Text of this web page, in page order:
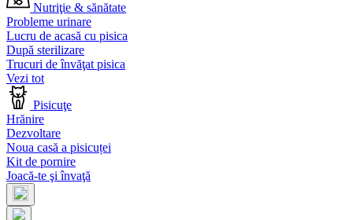
Nutriţie & sănătate
Probleme urinare
Lucru de acasă cu pisica
După sterilizare
Trucuri de învăţat pisica
Vezi tot
Pisicuţe
Hrănire
Dezvoltare
Noua casă a pisicuței
Kit de pornire
Joacă-te şi învaţă